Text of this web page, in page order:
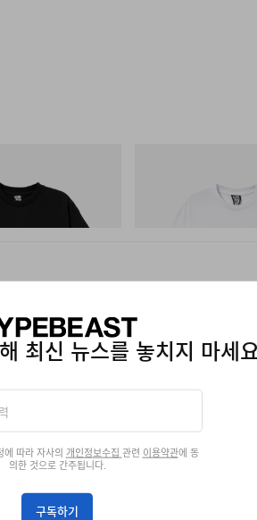
X Initial D Cotton T-
최신 뉴스를 놓치지 마세
에 따라 자사의 개인정보수집 관련 이용약관에 동
의한 것으로 간주됩니다.
구독하기